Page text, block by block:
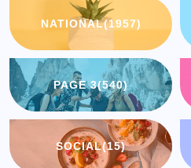
NATIONAL(1957)
PAGE 3(540)
SOCIAL(15)